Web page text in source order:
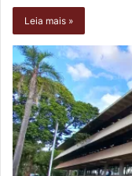
Leia mais »